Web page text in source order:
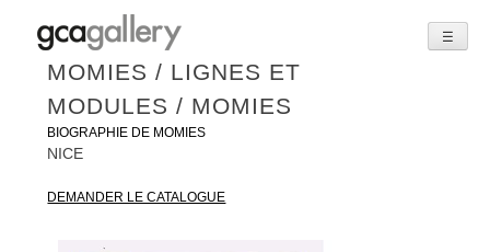
content
☰
MOMIES / LIGNES ET
MODULES / MOMIES
BIOGRAPHIE DE MOMIES
NICE
DEMANDER LE CATALOGUE